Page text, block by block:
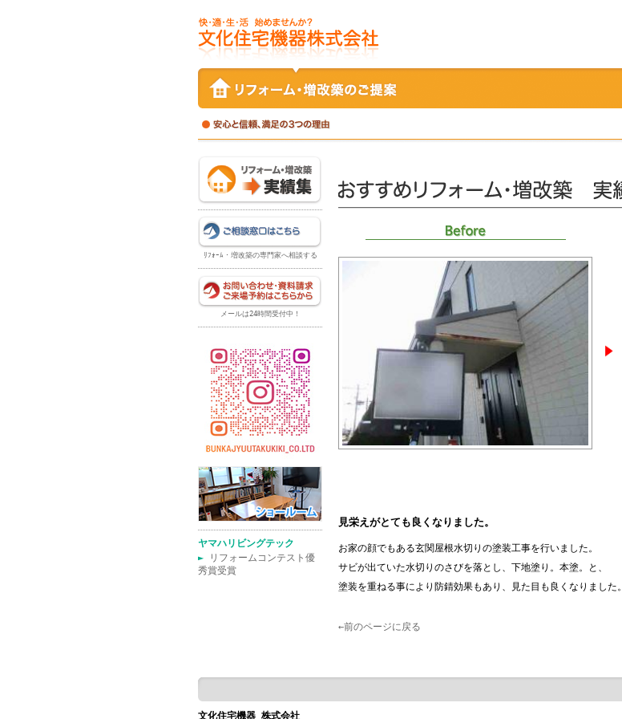
ﾘﾌｫｰﾑ・増改築の専門家へ相談する
メールは24時間受付中！
ヤマハリビングテック
►
リフォームコンテスト優
秀賞受賞
見栄えがとても良くなりました。
お家の顔でもある玄関屋根水切りの塗装工事を行いました。
サビが出ていた水切りのさびを落とし、下地塗り。本塗。と、
塗装を重ねる事により防錆効果もあり、見た目も良くなりました。
←前のページに戻る
文化住宅機器 株式会社